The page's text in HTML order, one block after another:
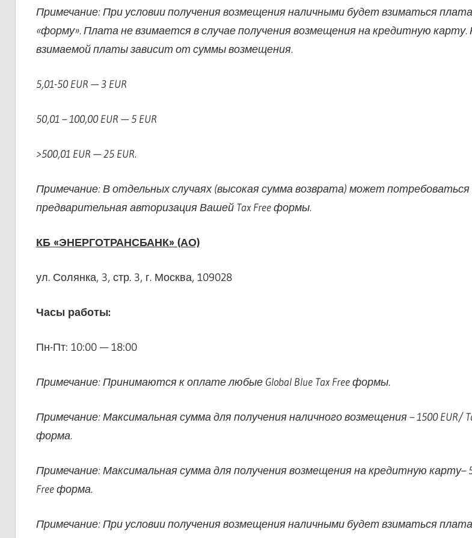
Примечание: При условии получения возмещения наличными будет взиматься
«форму». Плата не взимается в случае получения возмещения на кредитную карту.
взимаемой платы зависит от суммы возмещения.
5,01-50 EUR — 3 EUR
50,01 – 100,00 EUR — 5 EUR
>500,01 EUR — 25 EUR.
Примечание: В отдельных случаях (высокая сумма возврата) может потребоваться
предварительная авторизация Вашей Tax Free формы.
КБ «ЭНЕРГОТРАНСБАНК» (АО)
ул. Солянка, 3, стр. 3, г. Москва, 109028
Часы работы:
Пн-Пт: 10:00 — 18:00
Примечание: Принимаются к оплате любые Global Blue Tax Free формы.
Примечание: Максимальная сумма для получения наличного возмещения – 1500 EUR/
форма.
Примечание: Максимальная сумма для получения возмещения на кредитную карту–
Free форма.
Примечание: При условии получения возмещения наличными будет взиматься